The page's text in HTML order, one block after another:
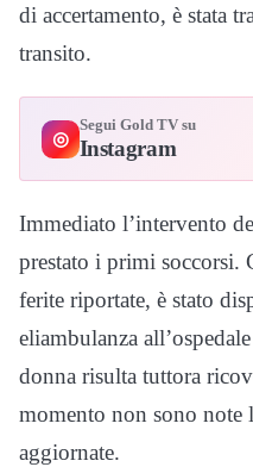
di accertamento, è stata
transito.
◎
Segui Gold TV su
Instagram
Immediato l’intervento
prestato i primi soccorsi.
ferite riportate, è stato
eliambulanza
donna risulta tuttora
momento non sono note
aggiornate.